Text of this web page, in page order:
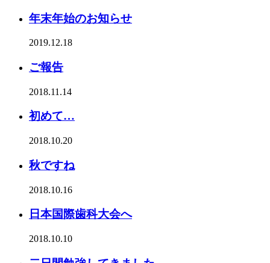
年末年始のお知らせ
2019.12.18
ご報告
2018.11.14
初めて…
2018.10.20
秋ですね
2018.10.16
日本国際歯科大会へ
2018.10.10